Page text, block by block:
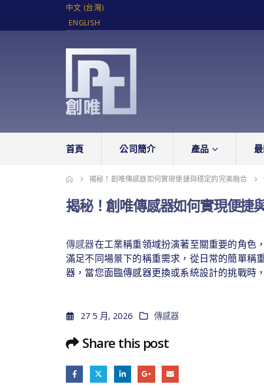
中文 (台灣)
ENGLISH
首頁 公司簡介 產品
揭秘！創唯傳感器如何實現便捷與穩定的完美融合
揭秘！創唯傳感器如何實現便捷
傳感器在工業稱重領域扮演著至關重要的角色
滿足不同場景下的稱重需求，從日常的簡單稱
器，當您面臨傳感器更換或系統設計的挑戰時
27 5 月, 2026 傳感器
Share this post